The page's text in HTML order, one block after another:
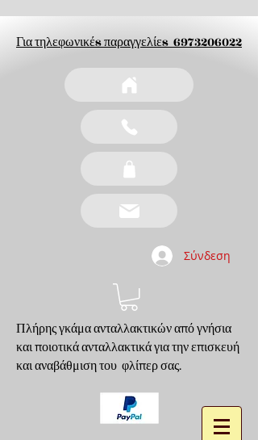
Για τηλεφωνικέs παραγγελίεs6973206022
Σύνδεση
Πλήρης γκάμα ανταλλακτικών από γνήσια
και ποιοτικά ανταλλακτικά για την επισκευή
και αναβάθμιση του φλίπερ σας.